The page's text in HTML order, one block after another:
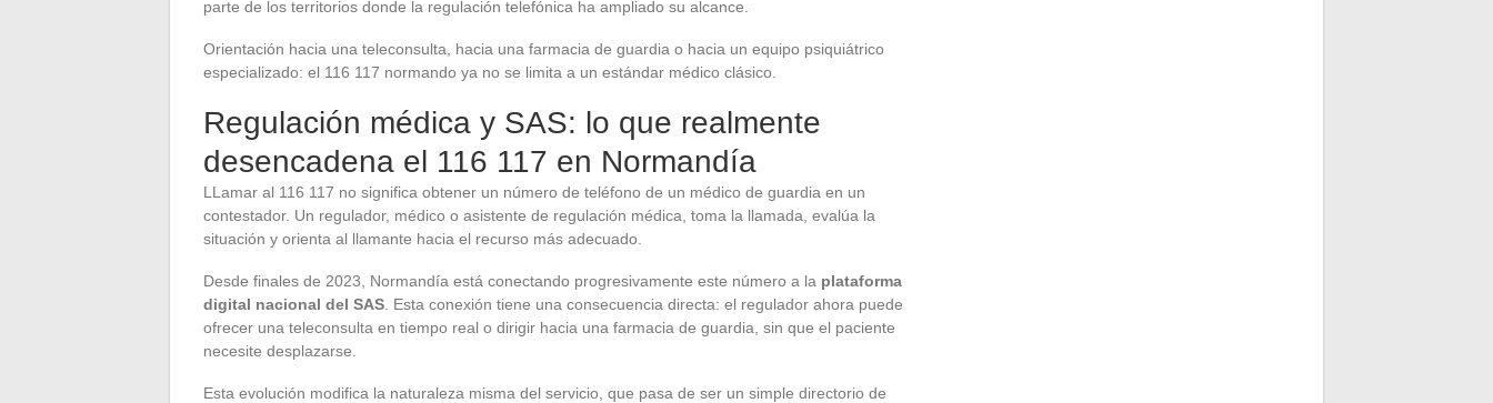
parte de los territorios donde la regulación telefónica ha ampliado su alcance.
Orientación hacia una teleconsulta, hacia una farmacia de guardia o hacia un equipo psiquiátrico
especializado: el 116 117 normando ya no se limita a un estándar médico clásico.
Regulación médica y SAS: lo que realmente
desencadena el 116 117 en Normandía
LLamar al 116 117 no significa obtener un número de teléfono de un médico de guardia en un
contestador. Un regulador, médico o asistente de regulación médica, toma la llamada, evalúa la
situación y orienta al llamante hacia el recurso más adecuado.
Desde finales de 2023, Normandía está conectando progresivamente este número a la plataforma
digital nacional del SAS . Esta conexión tiene una consecuencia directa: el regulador ahora puede
ofrecer una teleconsulta en tiempo real o dirigir hacia una farmacia de guardia, sin que el paciente
necesite desplazarse.
Esta evolución modifica la naturaleza misma del servicio, que pasa de ser un simple directorio de